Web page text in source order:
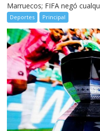
Marruecos; FIFA negó
Deportes Principal